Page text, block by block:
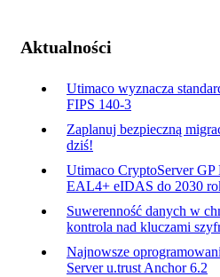
Aktualności
Utimaco wyznacza
FIPS 140-3
Zaplanuj bezpieczną
dziś!
Utimaco CryptoServer
EAL4+ eIDAS do 2030
Suwerenność danych w
kontrola nad kluczami
Najnowsze
Server u.trust Anchor 6.2